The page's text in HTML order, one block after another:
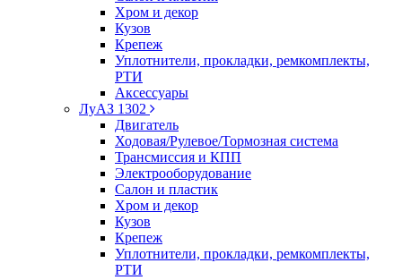
Хром и декор
Кузов
Крепеж
Уплотнители, прокладки, ремкомплекты,
РТИ
Аксессуары
ЛуАЗ 1302
Двигатель
Ходовая/Рулевое/Тормозная система
Трансмиссия и КПП
Электрооборудование
Салон и пластик
Хром и декор
Кузов
Крепеж
Уплотнители, прокладки, ремкомплекты,
РТИ